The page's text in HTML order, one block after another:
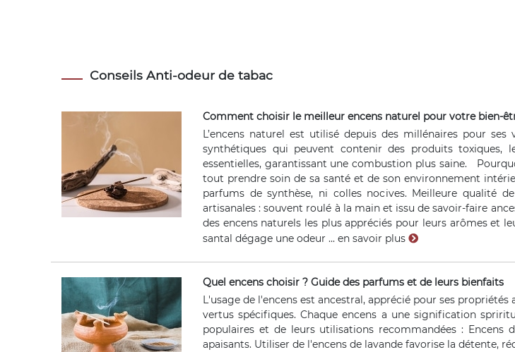
Conseils Anti-odeur de tabac
Comment choisir le meilleur encens naturel pour votre bien-
L’encens naturel est utilisé depuis des millénaires pour
synthétiques qui peuvent contenir des produits toxiques,
essentielles, garantissant une combustion plus saine.
tout prendre soin de sa santé et de son environnement
parfums de synthèse, ni colles nocives. Meilleure qualité
artisanales : souvent roulé à la main et issu de savoir-faire
des encens naturels les plus appréciés pour leurs arômes et
santal dégage une odeur ... en savoir plus
Quel encens choisir ? Guide des parfums et de leurs bienfaits
L'usage de l'encens est ancestral, apprécié pour ses
vertus spécifiques. Chaque encens a une signification
populaires et de leurs utilisations recommandées :
apaisants. Utiliser de l'encens de lavande favorise la détente,